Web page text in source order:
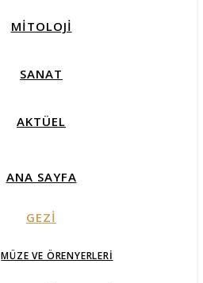
MİTOLOJİ
SANAT
AKTÜEL
ANA SAYFA
GEZİ
MÜZE VE ÖRENYERLERI